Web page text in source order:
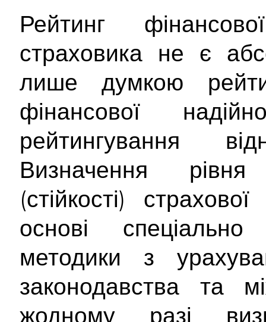
Рейтинг
страховика не є
лише думкою
фінансової
рейтингування
Визначення рівня
(стійкості)
основі спеціально
методики з
законодавства та
жодному разі